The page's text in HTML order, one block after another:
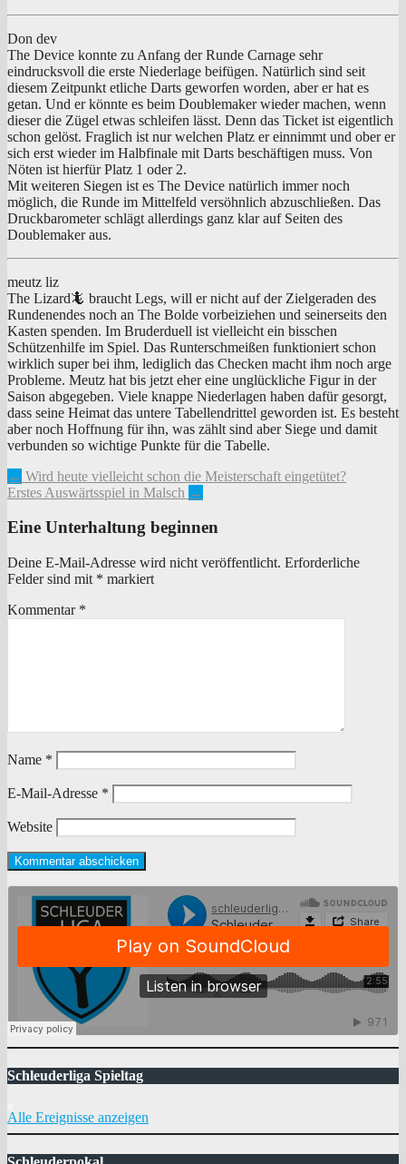
Don dev
The Device konnte zu Anfang der Runde Carnage sehr
eindrucksvoll die erste Niederlage beifügen. Natürlich sind seit
diesem Zeitpunkt etliche Darts geworfen worden, aber er hat es
getan. Und er könnte es beim Doublemaker wieder machen, wenn
dieser die Zügel etwas schleifen lässt. Denn das Ticket ist eigentlich
schon gelöst. Fraglich ist nur welchen Platz er einnimmt und ober er
sich erst wieder im Halbfinale mit Darts beschäftigen muss. Von
Nöten ist hierfür Platz 1 oder 2.
Mit weiteren Siegen ist es The Device natürlich immer noch
möglich, die Runde im Mittelfeld versöhnlich abzuschließen. Das
Druckbarometer schlägt allerdings ganz klar auf Seiten des
Doublemaker aus.
meutz liz
The Lizard🦎 braucht Legs, will er nicht auf der Zielgeraden des
Rundenendes noch an The Bolde vorbeiziehen und seinerseits den
Kasten spenden. Im Bruderduell ist vielleicht ein bisschen
Schützenhilfe im Spiel. Das Runterschmeißen funktioniert schon
wirklich super bei ihm, lediglich das Checken macht ihm noch arge
Probleme. Meutz hat bis jetzt eher eine unglückliche Figur in der
Saison abgegeben. Viele knappe Niederlagen haben dafür gesorgt,
dass seine Heimat das untere Tabellendrittel geworden ist. Es besteht
aber noch Hoffnung für ihn, was zählt sind aber Siege und damit
verbunden so wichtige Punkte für die Tabelle.
Artikel-
Navigation
← Wird heute vielleicht schon die Meisterschaft eingetütet?
Erstes Auswärtsspiel in Malsch →
Eine Unterhaltung beginnen
Deine E-Mail-Adresse wird nicht veröffentlicht. Erforderliche
Felder sind mit * markiert
Kommentar *
Name *
E-Mail-Adresse *
Website
Schleuderliga Spieltag
Alle Ereignisse anzeigen